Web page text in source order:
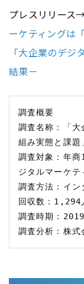
プレスリリース
ーケティングは
「大企業のデジ
結果－
調査概要
調査名称：「大
組み実態と課題
調査対象：年
ジタルマーケテ
調査方法：イ
回収数：1,294
調査時期：